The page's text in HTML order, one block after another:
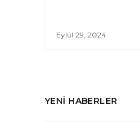
Eylül 29, 2024
YENI HABERLER